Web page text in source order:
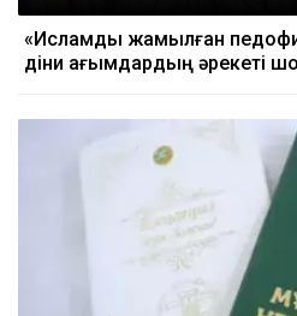
«Исламды жамылған
діни ағымдардың әрекеті